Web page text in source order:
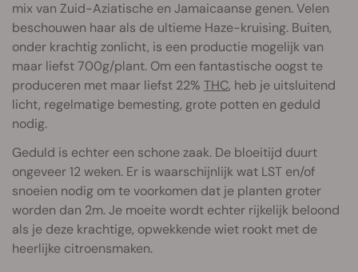
mix van Zuid-Aziatische en Jamaicaanse genen. Velen
beschouwen haar als de ultieme Haze-kruising. Buiten,
onder krachtig zonlicht, is een productie mogelijk van
maar liefst 700g/plant. Om een fantastische oogst te
produceren met maar liefst 22% THC, heb je uitsluitend
licht, regelmatige bemesting, grote potten en geduld
nodig.
Geduld is echter een schone zaak. De bloeitijd duurt
ongeveer 12 weken. Er is waarschijnlijk wat LST en/of
snoeien nodig om te voorkomen dat je planten groter
worden dan 2m. Je moeite wordt echter rijkelijk beloond
als je deze krachtige, opwekkende wiet rookt met de
heerlijke citroensmaken.